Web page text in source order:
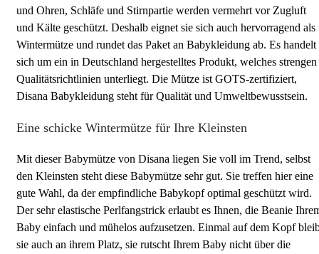
und Ohren, Schläfe und Stirnpartie werden vermehrt vor Zugluft
und Kälte geschützt. Deshalb eignet sie sich auch hervorragend als
Wintermütze und rundet das Paket an Babykleidung ab. Es handelt
sich um ein in Deutschland hergestelltes Produkt, welches strengen
Qualitätsrichtlinien unterliegt. Die Mütze ist GOTS-zertifiziert,
Disana Babykleidung steht für Qualität und Umweltbewusstsein.
Eine schicke Wintermütze für Ihre Kleinsten
Mit dieser Babymütze von Disana liegen Sie voll im Trend, selbst
den Kleinsten steht diese Babymütze sehr gut. Sie treffen hier eine
gute Wahl, da der empfindliche Babykopf optimal geschützt wird.
Der sehr elastische Perlfangstrick erlaubt es Ihnen, die Beanie
Baby einfach und mühelos aufzusetzen. Einmal auf dem Kopf
sie auch an ihrem Platz, sie rutscht Ihrem Baby nicht über die